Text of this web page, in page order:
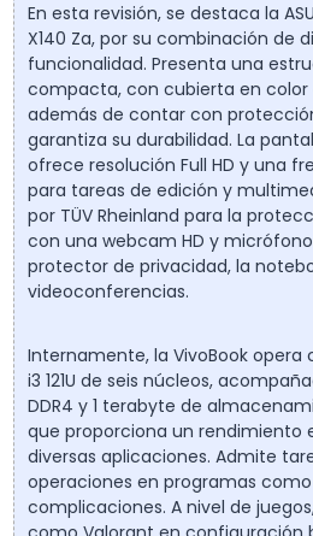
En esta revisión, se destaca la
X140 Za, por su combinación de
funcionalidad. Presenta una
compacta, con cubierta en color
además de contar con
garantiza su durabilidad. La
ofrece resolución Full HD y una
para tareas de edición y
por TÜV Rheinland para la
con una webcam HD y
protector de privacidad, la
videoconferencias.
Internamente, la VivoBook opera
i3 121U de seis núcleos,
DDR4 y 1 terabyte de
que proporciona un rendimiento
diversas aplicaciones. Admite
operaciones en programas como
complicaciones. A nivel de